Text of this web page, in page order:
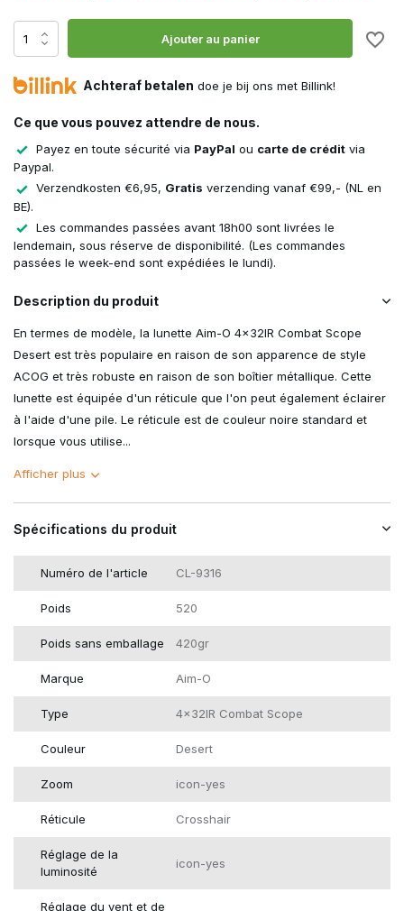
Ajouter au panier
Achteraf betalen doe je bij ons met Billink!
Ce que vous pouvez attendre de nous.
Payez en toute sécurité via PayPal ou carte de crédit via
Paypal.
Verzendkosten €6,95, Gratis verzending vanaf €99,- (NL en
BE).
Les commandes passées avant 18h00 sont livrées le
lendemain, sous réserve de disponibilité. (Les commandes
passées le week-end sont expédiées le lundi).
Description du produit
En termes de modèle, la lunette Aim-O 4x32IR Combat Scope
Desert est très populaire en raison de son apparence de style
ACOG et très robuste en raison de son boîtier métallique. Cette
lunette est équipée d'un réticule que l'on peut également éclairer
à l'aide d'une pile. Le réticule est de couleur noire standard et
lorsque vous utilise...
Afficher plus
Spécifications du produit
Numéro de l'article CL-9316
Poids 520
Poids sans emballage 420gr
Marque Aim-O
Type 4x32IR Combat Scope
Couleur Desert
Zoom icon-yes
Réticule Crosshair
Réglage de la
luminosité
icon-yes
Réglage du vent et de